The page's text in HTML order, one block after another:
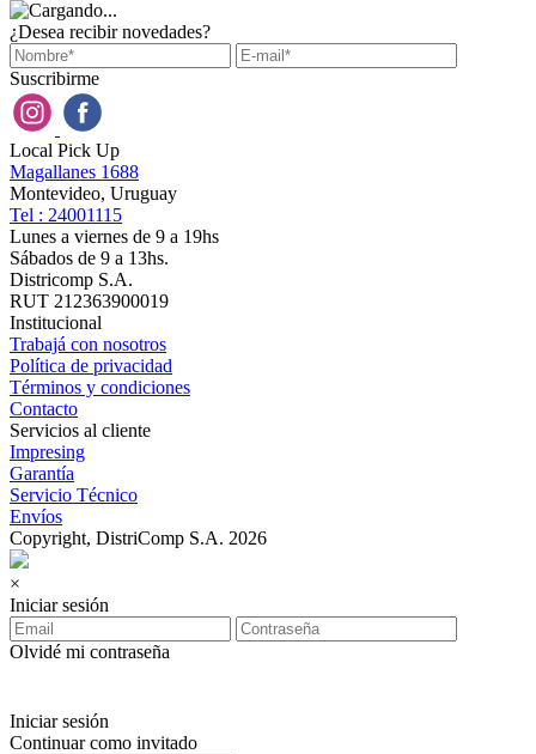
¿Desea recibir novedades?
Suscribirme
Local Pick Up
Magallanes 1688
Montevideo, Uruguay
Tel : 24001115
Lunes a viernes de 9 a 19hs
Sábados de 9 a 13hs.
Districomp S.A.
RUT 212363900019
Institucional
Trabajá con nosotros
Política de privacidad
Términos y condiciones
Contacto
Servicios al cliente
Impresing
Garantía
Servicio Técnico
Envíos
Copyright, DistriComp S.A. 2026
×
Iniciar sesión
Olvidé mi contraseña
Iniciar sesión
Continuar como invitado